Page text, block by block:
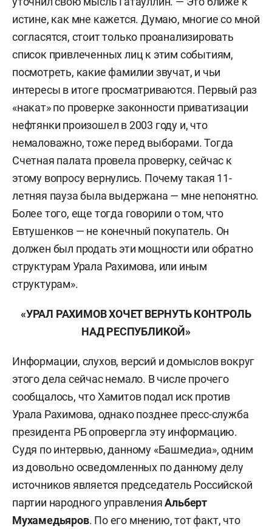
истине, как мне кажется. Думаю, многие со мной
согласятся, стоит только проанализировать
список привлеченных лиц к этим событиям,
посмотреть, какие фамилии звучат, и чьи
интересы в итоге просматриваются. Первый раз
«накат» по проверке законности приватизации
нефтянки произошел в 2003 году и, что
немаловажно, тоже перед выборами. Тогда
Счетная палата провела проверку, сейчас к
этому вопросу вернулись. Почему такая 11-
летняя пауза была выдержана — мне непонятно.
Более того, еще тогда говорили о том, что
Евтушенков — не конечный покупатель. Он
должен был продать эти мощности или обратно
структурам Урала Рахимова, или иным
структурам».
«УРАЛ РАХИМОВ ХОЧЕТ ВЕРНУТЬ КОНТРОЛЬ
НАД РЕСПУБЛИКОЙ»
Информации, слухов, версий и домыслов вокруг
этого дела сейчас немало. В числе прочего
сообщалось, что Хамитов подал иск против
Урала Рахимова, однако позднее пресс-служба
президента РБ опровергла эту информацию.
Судя по интервью, данному «Башмедиа», одним
из довольно осведомленных по данному делу
источников является председатель Российской
партии народного управленияАльберт
Мухамедьяров. По его мнению, тот факт, что